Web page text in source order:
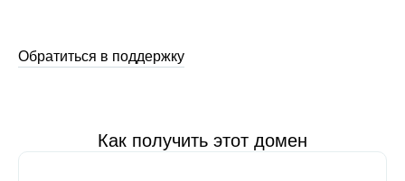
Обратиться в поддержку
Как получить этот домен